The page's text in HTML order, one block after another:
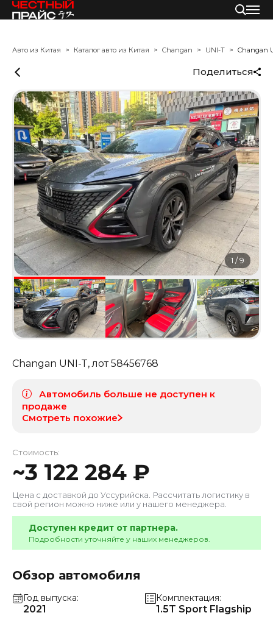
Авто из Китая Каталог авто из Китая Changan UNI-T Changan
Поделиться
1 /9
Changan UNI-T, лот58456768
Автомобиль больше не доступен к
продаже
Смотреть похожие
Стоимость:
~3 122 284 ₽
Цена с доставкой до Уссурийска . Рассчитать логистику в
свой регион можно ниже или у нашего менеджера.
Доступен кредит от партнера.
Подробности уточняйте у наших менеджеров.
Обзор автомобиля
Год выпуска
2021
Комплектация
1.5T Sport Flagship